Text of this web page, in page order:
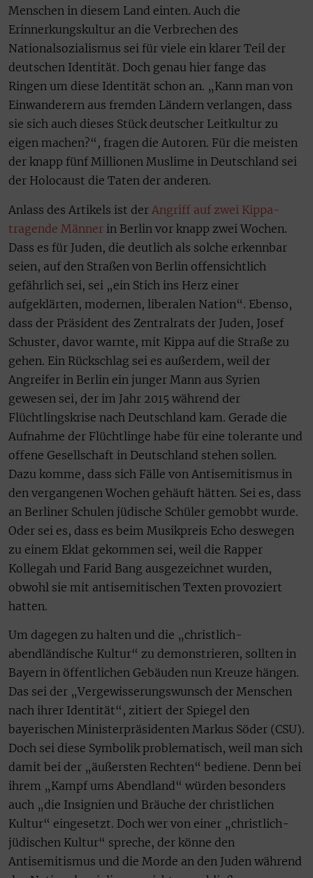
Menschen in diesem Land einten. Auch die
Erinnerkungskultur an die Verbrechen des
Nationalsozialismus sei für viele ein klarer Teil der
deutschen Identität. Doch genau hier fange das
Ringen um diese Identität schon an. „Kann man von
Einwanderern aus fremden Ländern verlangen, dass
sie sich auch dieses Stück deutscher Leitkultur zu
eigen machen?“, fragen die Autoren. Für die meisten
der knapp fünf Millionen Muslime in Deutschland sei
der Holocaust die Taten der anderen.
Anlass des Artikels ist der Angriff auf zwei Kippa-
tragende Männer in Berlin vor knapp zwei Wochen.
Dass es für Juden, die deutlich als solche erkennbar
seien, auf den Straßen von Berlin offensichtlich
gefährlich sei, sei „ein Stich ins Herz einer
aufgeklärten, modernen, liberalen Nation“. Ebenso,
dass der Präsident des Zentralrats der Juden, Josef
Schuster, davor warnte, mit Kippa auf die Straße zu
gehen. Ein Rückschlag sei es außerdem, weil der
Angreifer in Berlin ein junger Mann aus Syrien
gewesen sei, der im Jahr 2015 während der
Flüchtlingskrise nach Deutschland kam. Gerade die
Aufnahme der Flüchtlinge habe für eine tolerante und
offene Gesellschaft in Deutschland stehen sollen.
Dazu komme, dass sich Fälle von Antisemitismus in
den vergangenen Wochen gehäuft hätten. Sei es, dass
an Berliner Schulen jüdische Schüler gemobbt wurde.
Oder sei es, dass es beim Musikpreis Echo deswegen
zu einem Eklat gekommen sei, weil die Rapper
Kollegah und Farid Bang ausgezeichnet wurden,
obwohl sie mit antisemitischen Texten provoziert
hatten.
Um dagegen zu halten und die „christlich-
abendländische Kultur“ zu demonstrieren, sollten in
Bayern in öffentlichen Gebäuden nun Kreuze hängen.
Das sei der „Vergewisserungswunsch der Menschen
nach ihrer Identität“, zitiert der Spiegel den
bayerischen Ministerpräsidenten Markus Söder (CSU).
Doch sei diese Symbolik problematisch, weil man sich
damit bei der „äußersten Rechten“ bediene. Denn bei
ihrem „Kampf ums Abendland“ würden besonders
auch „die Insignien und Bräuche der christlichen
Kultur“ eingesetzt. Doch wer von einer „christlich-
jüdischen Kultur“ spreche, der könne den
Antisemitismus und die Morde an den Juden während